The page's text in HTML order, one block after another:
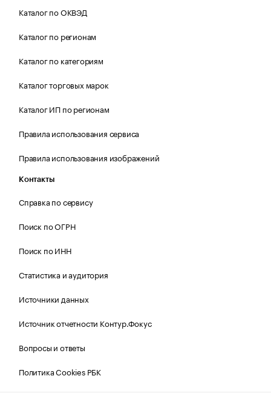
Каталог по ОКВЭД
Каталог по регионам
Каталог по категориям
Каталог торговых марок
Каталог ИП по регионам
Правила использования сервиса
Правила использования изображений
Контакты
Справка по сервису
Поиск по ОГРН
Поиск по ИНН
Статистика и аудитория
Источники данных
Источник отчетности Контур.Фокус
Вопросы и ответы
Политика Cookies РБК